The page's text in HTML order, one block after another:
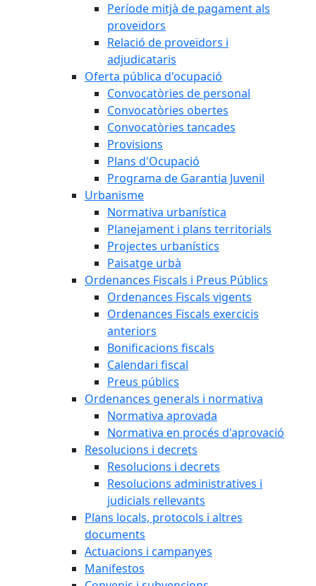
Període mitjà de pagament als
proveïdors
Relació de proveïdors i
adjudicataris
Oferta pública d'ocupació
Convocatòries de personal
Convocatòries obertes
Convocatòries tancades
Provisions
Plans d'Ocupació
Programa de Garantia Juvenil
Urbanisme
Normativa urbanística
Planejament i plans territorials
Projectes urbanístics
Paisatge urbà
Ordenances Fiscals i Preus Públics
Ordenances Fiscals vigents
Ordenances Fiscals exercicis
anteriors
Bonificacions fiscals
Calendari fiscal
Preus públics
Ordenances generals i normativa
Normativa aprovada
Normativa en procés d'aprovació
Resolucions i decrets
Resolucions i decrets
Resolucions administratives i
judicials rellevants
Plans locals, protocols i altres
documents
Actuacions i campanyes
Manifestos